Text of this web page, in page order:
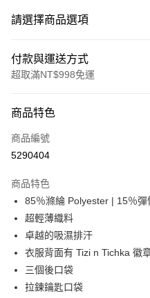
請選擇商品選項
付款與運送方式
超取滿NT$998免運
信用卡一次付款
信用卡分期付款
合作金庫商業銀行
華南商業銀行
上海商業儲蓄銀行
國泰世華商業銀行
臺灣中小企業銀行
匯豐（台灣）商業銀行
聯邦商業銀行
元大商業銀行
超商取貨付款
LINE Pay
Apple Pay
街口支付
商品特色
商品編號
5290404
商品特色
85％滌綸 Polyester | 15％
超輕薄織料
卓越的吸濕排汗
衣服背面有 Tizi n Tichka 徽
三個後口袋
拉鍊鑰匙口袋